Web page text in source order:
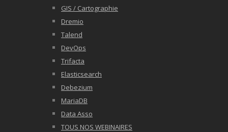
GIS / Cartographie
Dremio
Talend
DevOps
Trifacta
Elasticsearch
Debezium
MariaDB
Data Asso
TOUS NOS WEBINAIRES